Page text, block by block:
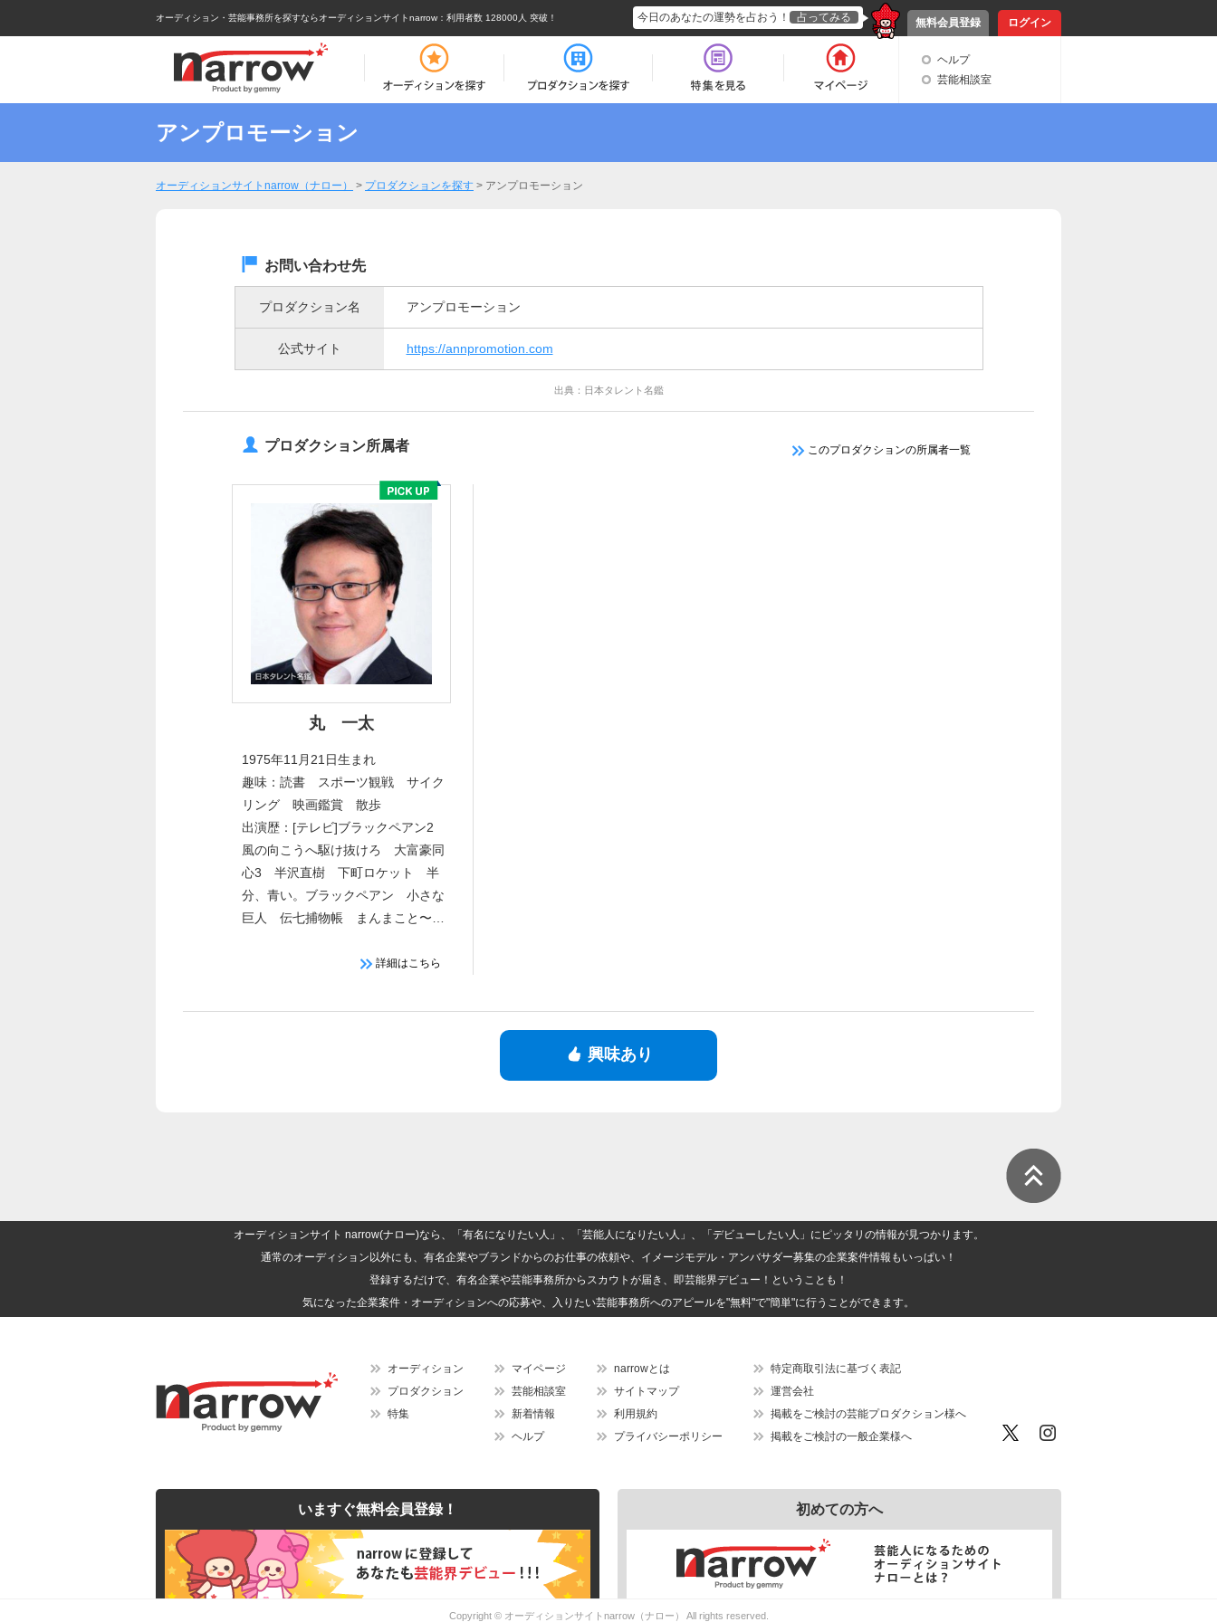
オーディション・芸能事務所を探すならオーディションサイトnarrow ：利用者数 128000人 突破！ 無料会員登録 ログイン
今日のあなたの運勢を占おう！ 占ってみる
ヘルプ
芸能相談室
アンプロモーション
オーディションサイトnarrow（ナロー） > プロダクションを探す > アンプロモーション
お問い合わせ先
プロダクション名 アンプロモーション
公式サイト https://annpromotion.com
出典：日本タレント名鑑
プロダクション所属者 このプロダクションの所属者一覧
丸 一太
1975年11月21日生まれ
趣味：読書 スポーツ観戦 サイク
リング 映画鑑賞 散歩
出演歴：[テレビ]ブラックペアン2
風の向こうへ駆け抜けろ 大富豪同
心3 半沢直樹 下町ロケット 半
分、青い。ブラックペアン 小さな
巨人 伝七捕物帳 まんまこと〜麻
詳細はこちら
興味あり
オーディションサイト narrow(ナロー)なら、「有名になりたい人」、「芸能人になりたい人」、「デビューしたい人」にピッタリの情報が見つかります。
通常のオーディション以外にも、有名企業やブランドからのお仕事の依頼や、イメージモデル・アンバサダー募集の企業案件情報もいっぱい！
登録するだけで、有名企業や芸能事務所からスカウトが届き、即芸能界デビュー！ということも！
気になった企業案件・オーディションへの応募や、入りたい芸能事務所へのアピールを"無料"で"簡単"に行うことができます。
オーディション
プロダクション
特集
マイページ
芸能相談室
新着情報
ヘルプ
narrowとは
サイトマップ
利用規約
プライバシーポリシー
特定商取引法に基づく表記
運営会社
掲載をご検討の芸能プロダクション様へ
掲載をご検討の一般企業様へ
いますぐ無料会員登録！ 初めての方へ
Copyright © オーディションサイトnarrow（ナロー） All rights reserved.